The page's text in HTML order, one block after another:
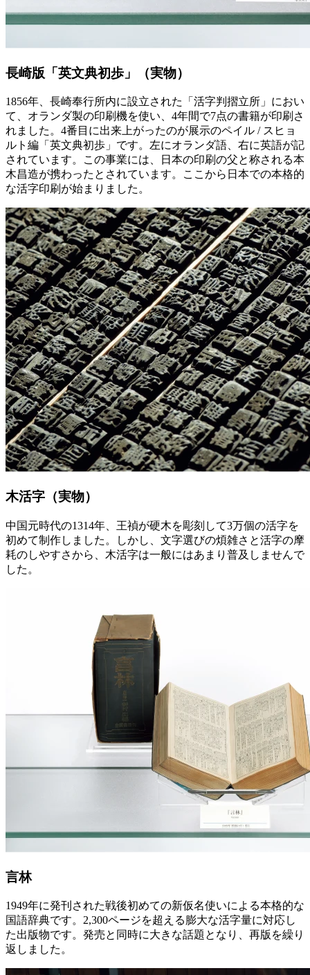
長崎版「英文典初歩」（実物）
1856年、長崎奉行所内に設立された「活字判摺立所」におい
て、オランダ製の印刷機を使い、4年間で7点の書籍が印刷さ
れました。4番目に出来上がったのが展示のペイル / スヒョ
ルト編「英文典初歩」です。左にオランダ語、右に英語が記
されています。この事業には、日本の印刷の父と称される本
木昌造が携わったとされています。ここから日本での本格的
な活字印刷が始まりました。
木活字（実物）
中国元時代の1314年、王禎が硬木を彫刻して3万個の活字を
初めて制作しました。しかし、文字選びの煩雑さと活字の摩
耗のしやすさから、木活字は一般にはあまり普及しませんで
した。
言林
1949年に発刊された戦後初めての新仮名使いによる本格的な
国語辞典です。2,300ページを超える膨大な活字量に対応し
た出版物です。発売と同時に大きな話題となり、再版を繰り
返しました。